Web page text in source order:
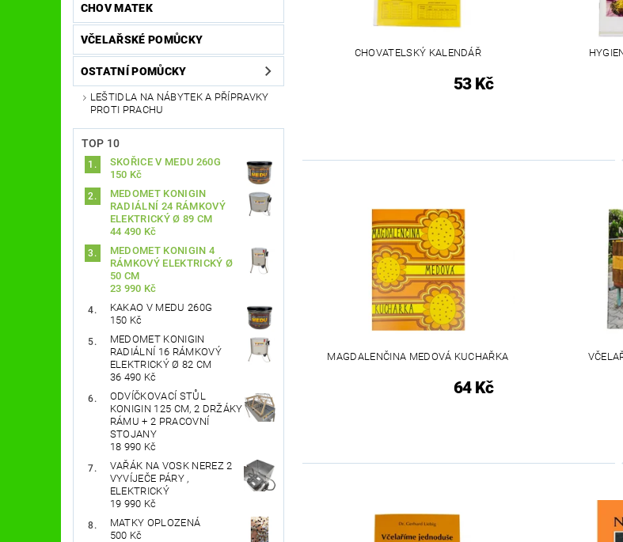
CHOV MATEK
VČELAŘSKÉ POMŮCKY
OSTATNÍ POMŮCKY
LEŠTIDLA NA NÁBYTEK A PŘÍPRAVKY
PROTI PRACHU
TOP 10
SKOŘICE V MEDU 260G
150 Kč
MEDOMET KONIGIN
RADIÁLNÍ 24 RÁMKOVÝ
ELEKTRICKÝ Ø 89 CM
44 490 Kč
MEDOMET KONIGIN 4
RÁMKOVÝ ELEKTRICKÝ Ø
50 CM
23 990 Kč
KAKAO V MEDU 260G
150 Kč
MEDOMET KONIGIN
RADIÁLNÍ 16 RÁMKOVÝ
ELEKTRICKÝ Ø 82 CM
36 490 Kč
ODVÍČKOVACÍ STŮL
KONIGIN 125 CM, 2 DRŽÁKY
RÁMU + 2 PRACOVNÍ
STOJANY
18 990 Kč
VAŘÁK NA VOSK NEREZ 2
VYVÍJEČE PÁRY ,
ELEKTRICKÝ
19 990 Kč
MATKY OPLOZENÁ
500 Kč
CHOVATELSKÝ KALENDÁŘ
53 Kč
MAGDALENČINA MEDOVÁ KUCHAŘKA
64 Kč